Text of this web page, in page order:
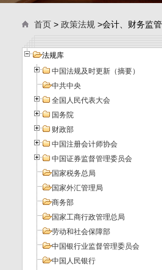
首页> 政策法规>会计、财务监管
法规库
中国法规及时更新（摘要）
中共中央
全国人民代表大会
国务院
财政部
中国注册会计师协会
中国证券监督管理委员会
国家税务总局
国家外汇管理局
商务部
国家工商行政管理总局
劳动和社会保障部
中国银行业监督管理委员会
中国人民银行